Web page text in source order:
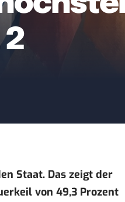
2
Staat. Das zeigt der
von 49,3 Prozent